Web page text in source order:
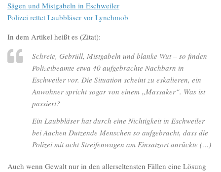
Sägen und Mistgabeln in Eschweiler
Polizei rettet Laubbläser vor Lynchmob
In dem Artikel heißt es (Zitat):
Schreie, Gebrüll, Mistgabeln und blanke Wut – so finden
Polizeibeamte etwa 40 aufgebrachte Nachbarn in
Eschweiler vor. Die Situation scheint zu eskalieren, ein
Anwohner spricht sogar von einem „Massaker“. Was ist
passiert?
Ein Laubbläser hat durch eine Nichtigkeit in Eschweiler
bei Aachen Dutzende Menschen so aufgebracht, dass die
Polizei mit acht Streifenwagen am Einsatzort anrückte (…)
Auch wenn Gewalt nur in den allerseltensten Fällen eine Lösung